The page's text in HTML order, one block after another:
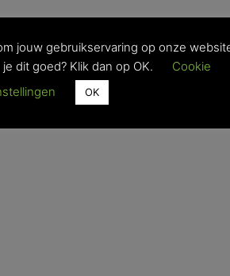
jouw gebruikservaring op onze
dit goed? Klik dan op OK.
Cookie
OK